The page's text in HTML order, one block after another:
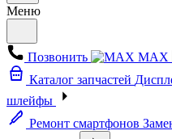
Меню
Позвонить MAX
Каталог запчастей
шлейфы
Ремонт смартфонов